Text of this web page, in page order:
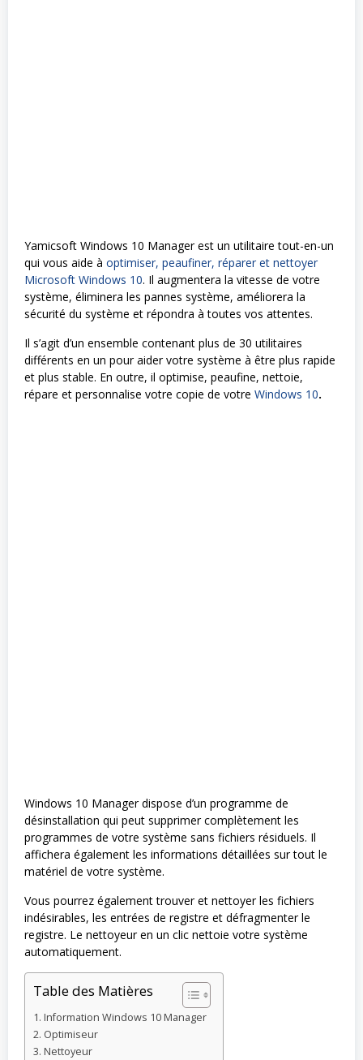
Yamicsoft Windows 10 Manager est un utilitaire tout-en-un
qui vous aide à optimiser, peaufiner, réparer et nettoyer
Microsoft Windows 10. Il augmentera la vitesse de votre
système, éliminera les pannes système, améliorera la
sécurité du système et répondra à toutes vos attentes.
Il s’agit d’un ensemble contenant plus de 30 utilitaires
différents en un pour aider votre système à être plus rapide
et plus stable. En outre, il optimise, peaufine, nettoie,
répare et personnalise votre copie de votre Windows 10.
Windows 10 Manager dispose d’un programme de
désinstallation qui peut supprimer complètement les
programmes de votre système sans fichiers résiduels. Il
affichera également les informations détaillées sur tout le
matériel de votre système.
Vous pourrez également trouver et nettoyer les fichiers
indésirables, les entrées de registre et défragmenter le
registre. Le nettoyeur en un clic nettoie votre système
automatiquement.
Table des Matières
Information Windows 10 Manager
Optimiseur
Nettoyeur